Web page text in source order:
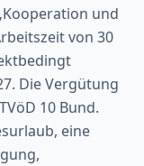
und
von 30
Die Vergütung
10 Bund.
eine